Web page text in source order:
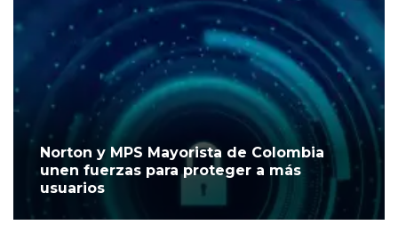
Norton y MPS Mayorista de Colombia
unen fuerzas para proteger a más
usuarios